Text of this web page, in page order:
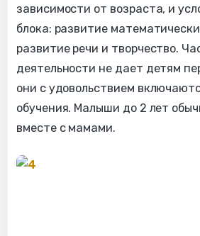
зависимости от возраста, и
блока: развитие
развитие речи и творчество.
деятельности не дает детям
они с удовольствием
обучения. Малыши до 2 лет
вместе с мамами.